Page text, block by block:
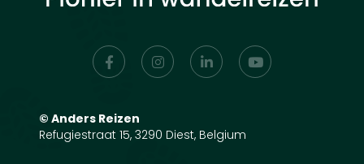
© Anders Reizen
Refugiestraat 15, 3290 Diest, Belgium